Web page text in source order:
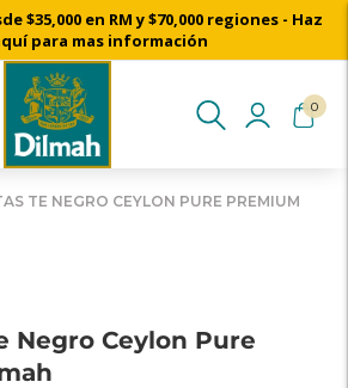
nuestros jardines de té de Ceylon
$35,000 en RM y $70,000 regiones - Haz
para mas información
0
TE NEGRO CEYLON PURE PREMIUM
Negro Ceylon Pure